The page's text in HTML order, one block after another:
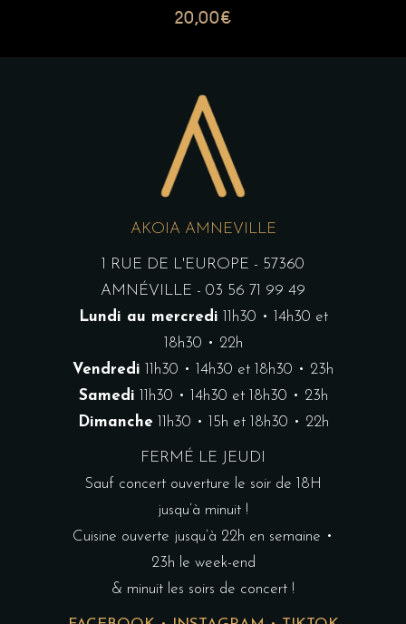
20,00€
AKOIA AMNEVILLE
1 RUE DE L'EUROPE - 57360
AMNÉVILLE - 03 56 71 99 49
Lundi au mercredi 11h30 • 14h30 et
18h30 • 22h
Vendredi 11h30 • 14h30 et 18h30 • 23h
Samedi 11h30 • 14h30 et 18h30 • 23h
Dimanche11h30 • 15h et 18h30 • 22h
FERMÉ LE JEUDI
Sauf concert ouverture le soir de 18H
jusqu’à minuit !
Cuisine ouverte jusqu’à 22h en semaine •
23h le week-end
& minuit les soirs de concert !